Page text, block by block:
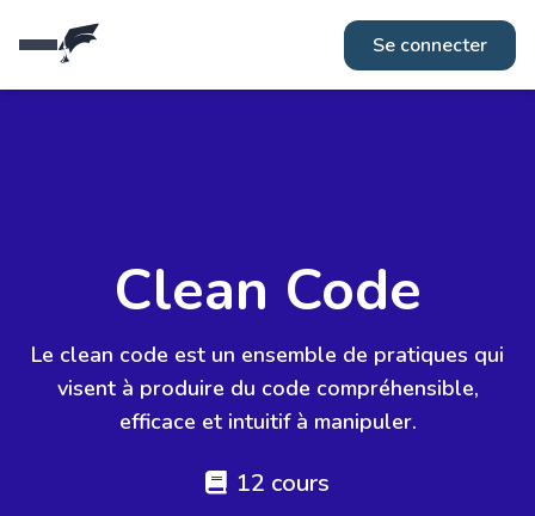
Se connecter
Clean Code
Le clean code est un ensemble de pratiques qui
visent à produire du code compréhensible,
efficace et intuitif à manipuler.
12 cours